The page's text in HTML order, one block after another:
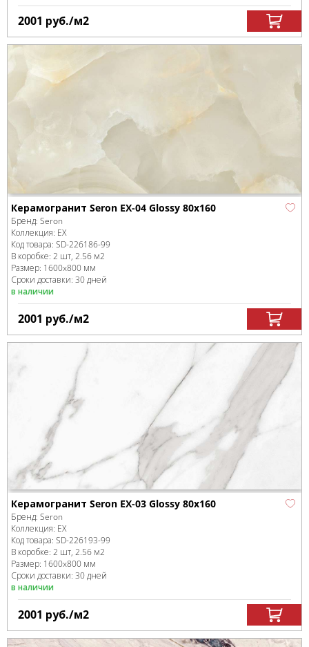
2001 руб./м2
Керамогранит Seron EX-04 Glossy 80x160
Бренд: Seron
Коллекция: EX
Код товара: SD-226186-99
В коробке: 2 шт, 2.56 м2
Размер: 1600x800 мм
Сроки доставки: 30 дней
в наличии
2001 руб./м2
Керамогранит Seron EX-03 Glossy 80x160
Бренд: Seron
Коллекция: EX
Код товара: SD-226193-99
В коробке: 2 шт, 2.56 м2
Размер: 1600x800 мм
Сроки доставки: 30 дней
в наличии
2001 руб./м2